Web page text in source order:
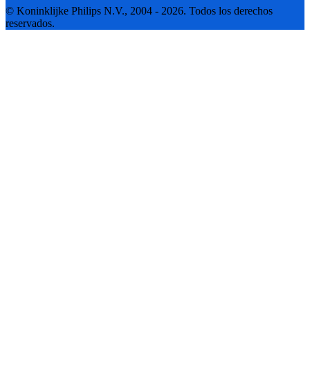
© Koninklijke Philips N.V., 2004 - 2026. Todos los derechos
reservados.